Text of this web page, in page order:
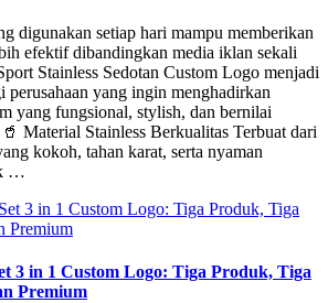
digunakan setiap hari mampu memberikan
efektif dibandingkan media iklan sekali
Stainless Sedotan Custom Logo menjadi
perusahaan yang ingin menghadirkan
yang fungsional, stylish, dan bernilai
Material Stainless Berkualitas Terbuat dari
kokoh, tahan karat, serta nyaman
…
3 in 1 Custom Logo: Tiga Produk, Tiga
Premium